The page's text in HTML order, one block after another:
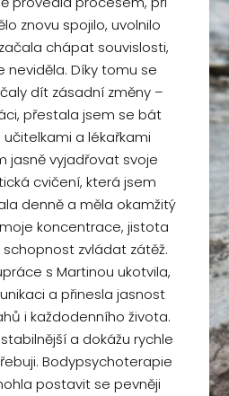
znovu spojilo, uvolnilo
chápat souvislosti,
neviděla. Díky tomu se
dít zásadní změny –
přestala jsem se bát
a lékařkami
jasně vyjadřovat svoje
cvičení, která jsem
denně a měla okamžitý
koncentrace, jistota
zvládat zátěž.
s Martinou ukotvila,
a přinesla jasnost
i každodenního života.
a dokážu rychle
Bodypsychoterapie
postavit se pevněji